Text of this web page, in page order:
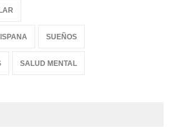
SUEÑOS
SALUD MENTAL